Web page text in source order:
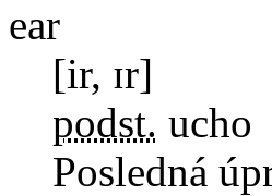
ear
[ir, ɪr]
podst. ucho
Posledná